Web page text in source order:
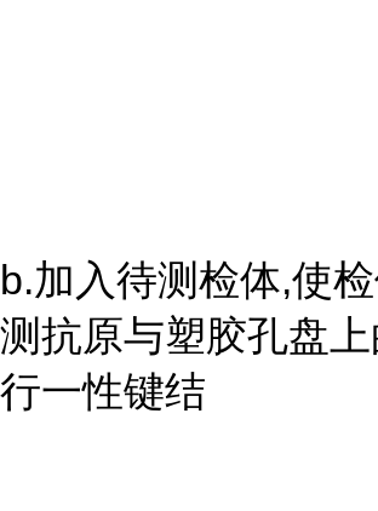
b.加入待测检体,使
测抗原与塑胶孔盘
行一性键结